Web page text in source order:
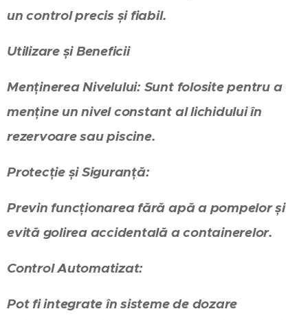
un control precis și fiabil.
Utilizare și Beneficii
Menținerea Nivelului: Sunt folosite pentru a
menține un nivel constant al lichidului în
rezervoare sau piscine.
Protecție și Siguranță:
Previn funcționarea fără apă a pompelor și
evită golirea accidentală a containerelor.
Control Automatizat:
Pot fi integrate în sisteme de dozare